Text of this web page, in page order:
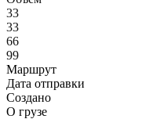
33
33
66
99
Маршрут
Дата отправки
Создано
О грузе